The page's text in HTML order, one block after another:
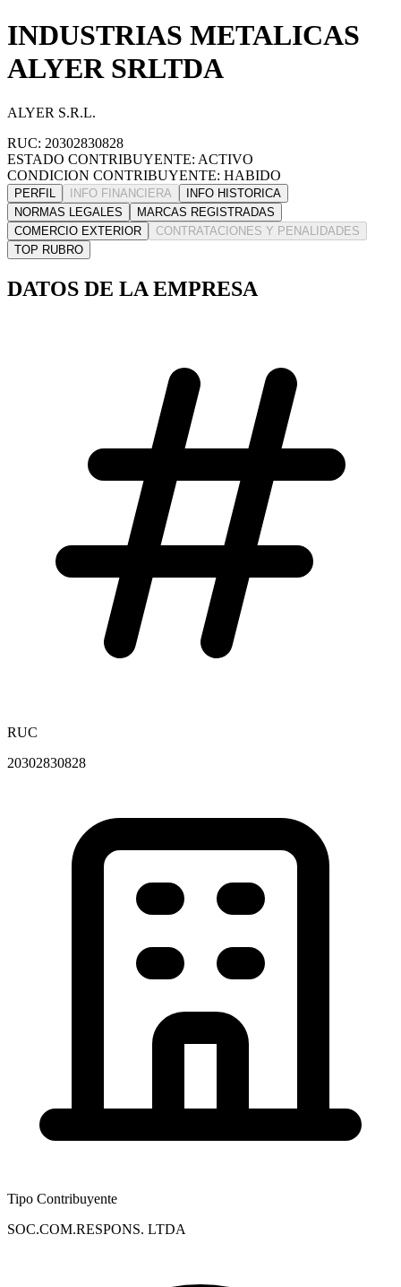
INDUSTRIAS METALICAS
ALYER SRLTDA
ALYER S.R.L.
RUC: 20302830828
ESTADO CONTRIBUYENTE: ACTIVO
CONDICION CONTRIBUYENTE: HABIDO
PERFIL INFO FINANCIERA
INFO HISTORICA
NORMAS LEGALES
MARCAS REGISTRADAS
COMERCIO EXTERIOR
CONTRATACIONES Y PENALIDADES
TOP RUBRO
DATOS DE LA EMPRESA
RUC
20302830828
Tipo Contribuyente
SOC.COM.RESPONS. LTDA